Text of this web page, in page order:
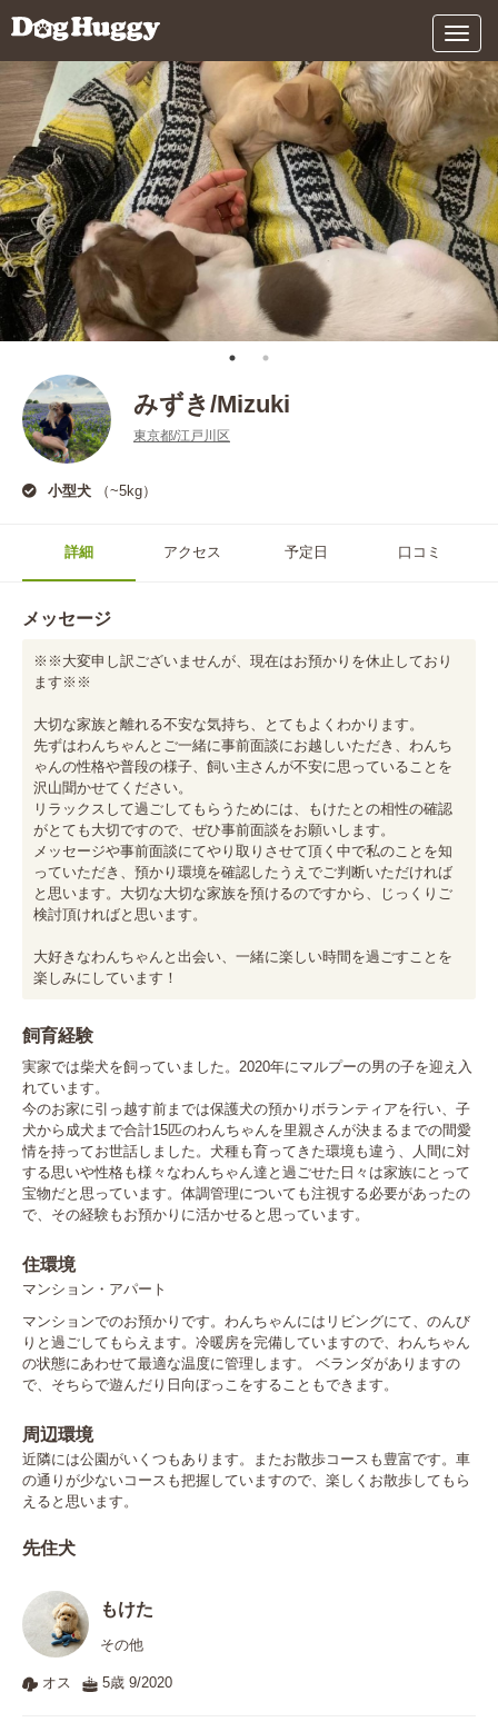
メ
ニ
ュ
ー
みずき/Mizuki
東京都/江戸川区
小型犬 （~5kg）
詳細 アクセス 予定日 口コミ
メッセージ
※※大変申し訳ございませんが、現在はお預かりを休止しており
ます※※
大切な家族と離れる不安な気持ち、とてもよくわかります。
先ずはわんちゃんとご一緒に事前面談にお越しいただき、わんち
ゃんの性格や普段の様子、飼い主さんが不安に思っていることを
沢山聞かせてください。
リラックスして過ごしてもらうためには、もけたとの相性の確認
がとても大切ですので、ぜひ事前面談をお願いします。
メッセージや事前面談にてやり取りさせて頂く中で私のことを知
っていただき、預かり環境を確認したうえでご判断いただければ
と思います。大切な大切な家族を預けるのですから、じっくりご
検討頂ければと思います。
大好きなわんちゃんと出会い、一緒に楽しい時間を過ごすことを
楽しみにしています！
飼育経験
実家では柴犬を飼っていました。2020年にマルプーの男の子を迎え入
れています。
今のお家に引っ越す前までは保護犬の預かりボランティアを行い、子
犬から成犬まで合計15匹のわんちゃんを里親さんが決まるまでの間愛
情を持ってお世話しました。犬種も育ってきた環境も違う、人間に対
する思いや性格も様々なわんちゃん達と過ごせた日々は家族にとって
宝物だと思っています。体調管理についても注視する必要があったの
で、その経験もお預かりに活かせると思っています。
住環境
マンション・アパート
マンションでのお預かりです。わんちゃんにはリビングにて、のんび
りと過ごしてもらえます。冷暖房を完備していますので、わんちゃん
の状態にあわせて最適な温度に管理します。 ベランダがありますの
で、そちらで遊んだり日向ぼっこをすることもできます。
周辺環境
近隣には公園がいくつもあります。またお散歩コースも豊富です。車
の通りが少ないコースも把握していますので、楽しくお散歩してもら
えると思います。
先住犬
もけた
その他
オス 5歳 9/2020